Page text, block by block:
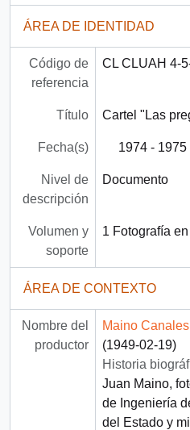
ÁREA DE IDENTIDAD
Código de
referencia
CL CLUAH 4-
Título Cartel "Las
Fecha(s) 1974 -
Nivel de
descripción
Documento
Volumen y
soporte
1 Fotografía
ÁREA DE CONTEXTO
Nombre del
productor
Maino
(1949-02-19)
Historia
Juan Maino,
de Ingeniería
del Estado y